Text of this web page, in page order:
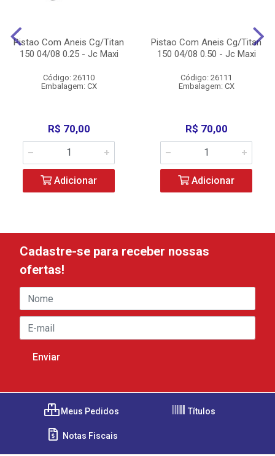
Pistao Com Aneis Cg/Titan
150 04/08 0.25 - Jc Maxi
Código: 26110
Embalagem: CX
R$ 70,00
Adicionar
Pistao Com Aneis Cg/Titan
150 04/08 0.50 - Jc Maxi
Código: 26111
Embalagem: CX
R$ 70,00
Adicionar
Cadastre-se para receber nossas
ofertas!
Meus Pedidos Títulos
Notas Fiscais